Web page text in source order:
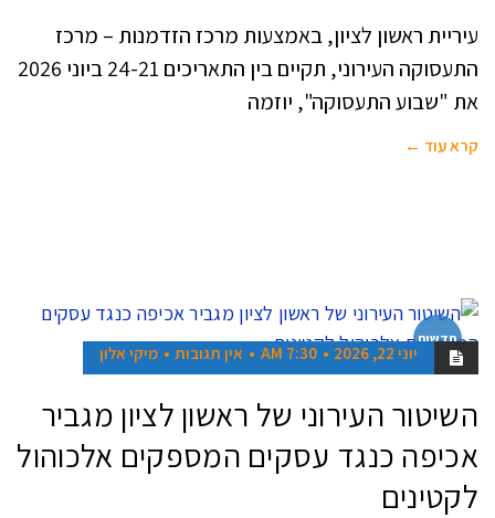
עיריית ראשון לציון, באמצעות מרכז הזדמנות – מרכז
התעסוקה העירוני, תקיים בין התאריכים 24-21 ביוני 2026
את "שבוע התעסוקה", יוזמה
קרא עוד ←
חדשות
יוני 22, 2026 7:30 AM אין תגובות מיקי אלון
השיטור העירוני של ראשון לציון מגביר
אכיפה כנגד עסקים המספקים אלכוהול
לקטינים